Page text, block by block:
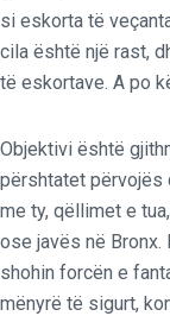
si eskorta të
cila është një rast,
të eskortave. A po
Objektivi është
përshtatet përvojës
me ty, qëllimet e
ose javës në
shohin forcën e
mënyrë të sigurt,